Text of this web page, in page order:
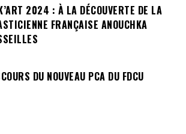
2024 : À LA DÉCOUVERTE DE LA
FRANÇAISE ANOUCHKA
DU NOUVEAU PCA DU FDCU